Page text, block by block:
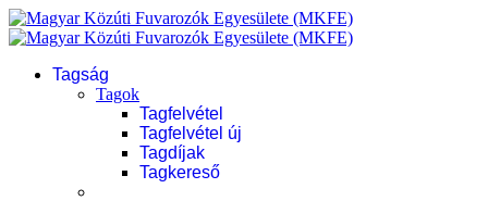
Tagság
Tagok
Tagfelvétel
Tagfelvétel új
Tagdíjak
Tagkereső